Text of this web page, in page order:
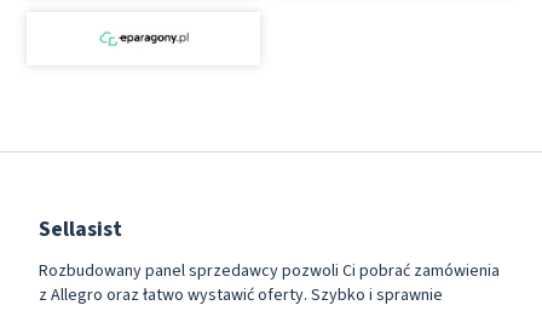
Sellasist
Rozbudowany panel sprzedawcy pozwoli Ci pobrać zamówienia
z Allegro oraz łatwo wystawić oferty. Szybko i sprawnie